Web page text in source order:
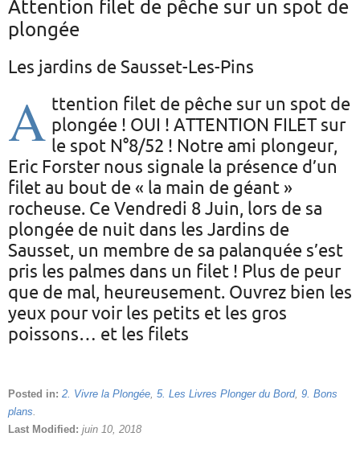
Attention filet de pêche sur un spot de
plongée
Les jardins de Sausset-Les-Pins
A ttention filet de pêche sur un spot de
plongée ! OUI ! ATTENTION FILET sur
le spot N°8/52 ! Notre ami plongeur,
Eric Forster nous signale la présence d’un
filet au bout de « la main de géant »
rocheuse. Ce Vendredi 8 Juin, lors de sa
plongée de nuit dans les Jardins de
Sausset, un membre de sa palanquée s’est
pris les palmes dans un filet ! Plus de peur
que de mal, heureusement. Ouvrez bien les
yeux pour voir les petits et les gros
poissons… et les filets
Posted in: 2. Vivre la Plongée, 5. Les Livres Plonger du Bord, 9. Bons
plans.
Last Modified: juin 10, 2018